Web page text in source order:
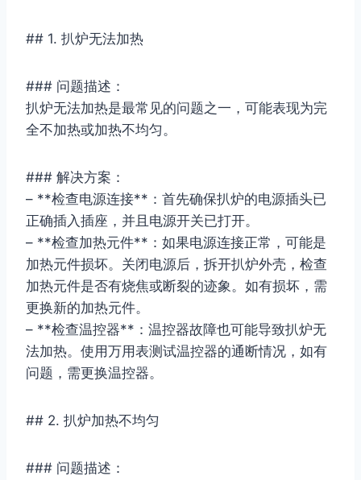
## 1. 扒炉无法加热
### 问题描述：
扒炉无法加热是最常见的问题之一，可能表现为完
全不加热或加热不均匀。
### 解决方案：
– **检查电源连接**：首先确保扒炉的电源插头已
正确插入插座，并且电源开关已打开。
– **检查加热元件**：如果电源连接正常，可能是
加热元件损坏。关闭电源后，拆开扒炉外壳，检查
加热元件是否有烧焦或断裂的迹象。如有损坏，需
更换新的加热元件。
– **检查温控器**：温控器故障也可能导致扒炉无
法加热。使用万用表测试温控器的通断情况，如有
问题，需更换温控器。
## 2. 扒炉加热不均匀
### 问题描述：